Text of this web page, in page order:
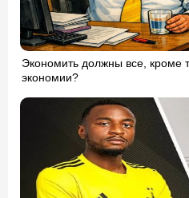
Экономить должны все, кроме
экономии?